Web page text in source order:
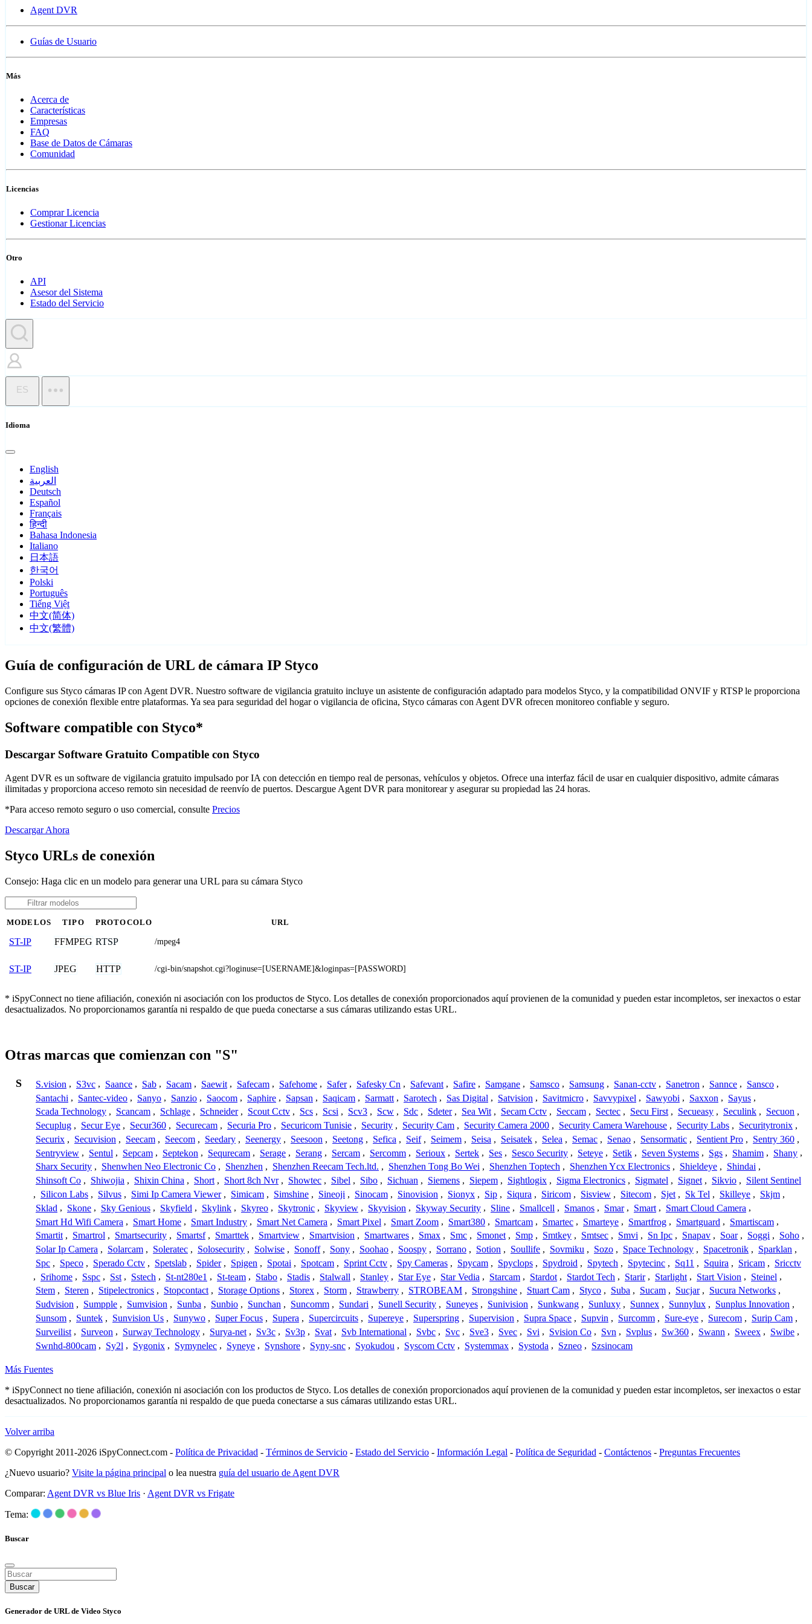
Agent DVR
Guías de Usuario
Más
Acerca de
Características
Empresas
FAQ
Base de Datos de Cámaras
Comunidad
Licencias
Comprar Licencia
Gestionar Licencias
Otro
API
Asesor del Sistema
Estado del Servicio
ES
Idioma
English
العربية
Deutsch
Español
Français
हिन्दी
Bahasa Indonesia
Italiano
日本語
한국어
Polski
Português
Tiếng Việt
中文(简体)
中文(繁體)
Guía de configuración de URL de cámara IP Styco
Configure sus Styco cámaras IP con Agent DVR. Nuestro software de vigilancia gratuito incluye un asistente de configuración adaptado para modelos Styco, y la compatibilidad ONVIF y RTSP le proporciona
opciones de conexión flexible entre plataformas. Ya sea para seguridad del hogar o vigilancia de oficina, Styco cámaras con Agent DVR ofrecen monitoreo confiable y seguro.
Software compatible con Styco*
Descargar Software Gratuito Compatible con Styco
Agent DVR es un software de vigilancia gratuito impulsado por IA con detección en tiempo real de personas, vehículos y objetos. Ofrece una interfaz fácil de usar en cualquier dispositivo, admite cámaras
ilimitadas y proporciona acceso remoto sin necesidad de reenvío de puertos. Descargue Agent DVR para monitorear y asegurar su propiedad las 24 horas.
*Para acceso remoto seguro o uso comercial, consulte Precios
Descargar Ahora
Styco URLs de conexión
Consejo: Haga clic en un modelo para generar una URL para su cámara Styco
MODELOS TIPO PROTOCOLO URL
ST-IP FFMPEG RTSP /mpeg4
ST-IP JPEG HTTP /cgi-bin/snapshot.cgi?loginuse=[USERNAME]&loginpas=[PASSWORD]
* iSpyConnect no tiene afiliación, conexión ni asociación con los productos de Styco. Los detalles de conexión proporcionados aquí provienen de la comunidad y pueden estar incompletos, ser inexactos o estar
desactualizados. No proporcionamos garantía ni respaldo de que pueda conectarse a sus cámaras utilizando estas URL.
Otras marcas que comienzan con "S"
S S.vision , S3vc , Saance , Sab , Sacam , Saewit , Safecam , Safehome , Safer , Safesky Cn , Safevant , Safire , Samgane , Samsco , Samsung , Sanan-cctv , Sanetron , Sannce , Sansco ,
Santachi , Santec-video , Sanyo , Sanzio , Saocom , Saphire , Sapsan , Saqicam , Sarmatt , Sarotech , Sas Digital , Satvision , Savitmicro , Savvypixel , Sawyobi , Saxxon , Sayus ,
Scada Technology , Scancam , Schlage , Schneider , Scout Cctv , Scs , Scsi , Scv3 , Scw , Sdc , Sdeter , Sea Wit , Secam Cctv , Seccam , Sectec , Secu First , Secueasy , Seculink , Secuon ,
Secuplug , Secur Eye , Secur360 , Securecam , Securia Pro , Securicom Tunisie , Security , Security Cam , Security Camera 2000 , Security Camera Warehouse , Security Labs , Securitytronix ,
Securix , Secuvision , Seecam , Seecom , Seedary , Seenergy , Seesoon , Seetong , Sefica , Seif , Seimem , Seisa , Seisatek , Selea , Semac , Senao , Sensormatic , Sentient Pro , Sentry 360 ,
Sentryview , Sentul , Sepcam , Septekon , Sequrecam , Serage , Serang , Sercam , Sercomm , Serioux , Sertek , Ses , Sesco Security , Seteye , Setik , Seven Systems , Sgs , Shamim , Shany ,
Sharx Security , Shenwhen Neo Electronic Co , Shenzhen , Shenzhen Reecam Tech.ltd. , Shenzhen Tong Bo Wei , Shenzhen Toptech , Shenzhen Ycx Electronics , Shieldeye , Shindai ,
Shinsoft Co , Shiwojia , Shixin China , Short , Short 8ch Nvr , Showtec , Sibel , Sibo , Sichuan , Siemens , Siepem , Sightlogix , Sigma Electronics , Sigmatel , Signet , Sikvio , Silent Sentinel
, Silicon Labs , Silvus , Simi Ip Camera Viewer , Simicam , Simshine , Sineoji , Sinocam , Sinovision , Sionyx , Sip , Siqura , Siricom , Sisview , Sitecom , Sjet , Sk Tel , Skilleye , Skjm ,
Sklad , Skone , Sky Genious , Skyfield , Skylink , Skyreo , Skytronic , Skyview , Skyvision , Skyway Security , Sline , Smallcell , Smanos , Smar , Smart , Smart Cloud Camera ,
Smart Hd Wifi Camera , Smart Home , Smart Industry , Smart Net Camera , Smart Pixel , Smart Zoom , Smart380 , Smartcam , Smartec , Smarteye , Smartfrog , Smartguard , Smartiscam ,
Smartit , Smartrol , Smartsecurity , Smartsf , Smarttek , Smartview , Smartvision , Smartwares , Smax , Smc , Smonet , Smp , Smtkey , Smtsec , Smvi , Sn Ipc , Snapav , Soar , Soggi , Soho ,
Solar Ip Camera , Solarcam , Soleratec , Solosecurity , Solwise , Sonoff , Sony , Soohao , Soospy , Sorrano , Sotion , Soullife , Sovmiku , Sozo , Space Technology , Spacetronik , Sparklan ,
Spc , Speco , Sperado Cctv , Spetslab , Spider , Spigen , Spotai , Spotcam , Sprint Cctv , Spy Cameras , Spycam , Spyclops , Spydroid , Spytech , Spytecinc , Sq11 , Squira , Sricam , Sricctv
, Srihome , Sspc , Sst , Sstech , St-nt280e1 , St-team , Stabo , Stadis , Stalwall , Stanley , Star Eye , Star Vedia , Starcam , Stardot , Stardot Tech , Starir , Starlight , Start Vision , Steinel ,
Stem , Steren , Stipelectronics , Stopcontact , Storage Options , Storex , Storm , Strawberry , STROBEAM , Strongshine , Stuart Cam , Styco , Suba , Sucam , Sucjar , Sucura Networks ,
Sudvision , Sumpple , Sumvision , Sunba , Sunbio , Sunchan , Suncomm , Sundari , Sunell Security , Suneyes , Sunivision , Sunkwang , Sunluxy , Sunnex , Sunnylux , Sunplus Innovation ,
Sunsom , Suntek , Sunvision Us , Sunywo , Super Focus , Supera , Supercircuits , Supereye , Superspring , Supervision , Supra Space , Supvin , Surcomm , Sure-eye , Surecom , Surip Cam ,
Surveilist , Surveon , Surway Technology , Surya-net , Sv3c , Sv3p , Svat , Svb International , Svbc , Svc , Sve3 , Svec , Svi , Svision Co , Svn , Svplus , Sw360 , Swann , Sweex , Swibe ,
Swnhd-800cam , Sy2l , Sygonix , Symynelec , Syneye , Synshore , Syny-snc , Syokudou , Syscom Cctv , Systemmax , Systoda , Szneo , Szsinocam
Más Fuentes
* iSpyConnect no tiene afiliación, conexión ni asociación con los productos de Styco. Los detalles de conexión proporcionados aquí provienen de la comunidad y pueden estar incompletos, ser inexactos o estar
desactualizados. No proporcionamos garantía ni respaldo de que pueda conectarse a sus cámaras utilizando estas URL.
Volver arriba
© Copyright 2011-2026 iSpyConnect.com - Política de Privacidad - Términos de Servicio - Estado del Servicio - Información Legal - Política de Seguridad - Contáctenos - Preguntas Frecuentes
¿Nuevo usuario? Visite la página principal o lea nuestra guía del usuario de Agent DVR
Comparar: Agent DVR vs Blue Iris · Agent DVR vs Frigate
Tema:
Buscar
Buscar
Generador de URL de Video Styco